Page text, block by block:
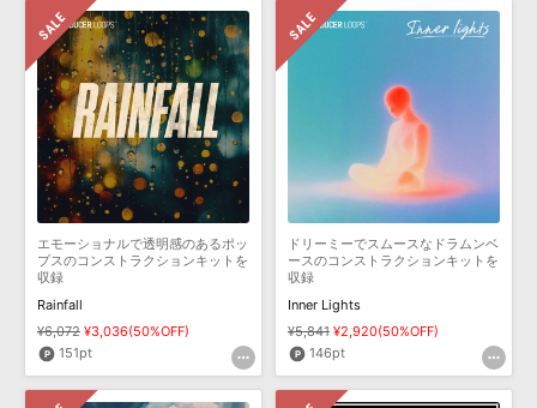
エモーショナルで透明感のあるポッ
プスのコンストラクションキットを
収録
Rainfall
¥6,072 ¥3,036(50%OFF)
151pt
ドリーミーでスムースなドラムンベ
ースのコンストラクションキットを
収録
Inner Lights
¥5,841 ¥2,920(50%OFF)
146pt